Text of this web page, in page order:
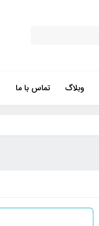
وبلاگ تماس با ما